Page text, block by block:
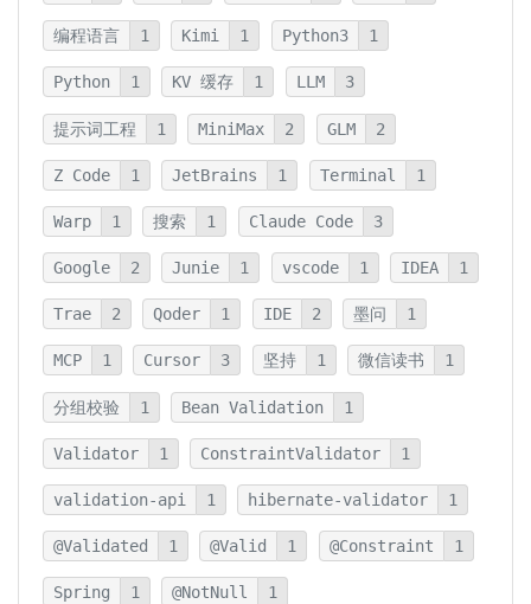
编程语言 1 Kimi 1 Python3 1
Python 1 KV 缓存 1 LLM 3
提示词工程 1 MiniMax 2 GLM 2
Z Code 1 JetBrains 1 Terminal 1
Warp 1 搜索 1 Claude Code 3
Google 2 Junie 1 vscode 1 IDEA 1
Trae 2 Qoder 1 IDE 2 墨问 1
MCP 1 Cursor 3 坚持 1 微信读书 1
分组校验 1 Bean Validation 1
Validator 1 ConstraintValidator 1
validation-api 1 hibernate-validator 1
@Validated 1 @Valid 1 @Constraint 1
Spring 1 @NotNull 1